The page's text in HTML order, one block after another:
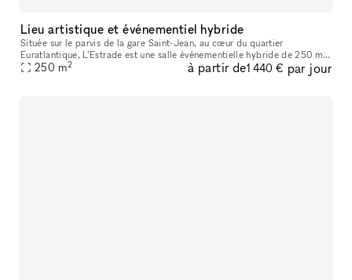
Lieu artistique et événementiel hybride
Située sur le parvis de la gare Saint-Jean, au cœur du quartier
Euratlantique, L’Estrade est une salle événementielle hybride de 250 m²,
pensée pour accueillir tous types d’événements professionnels
250 m2 à partir de1 440 € par jour